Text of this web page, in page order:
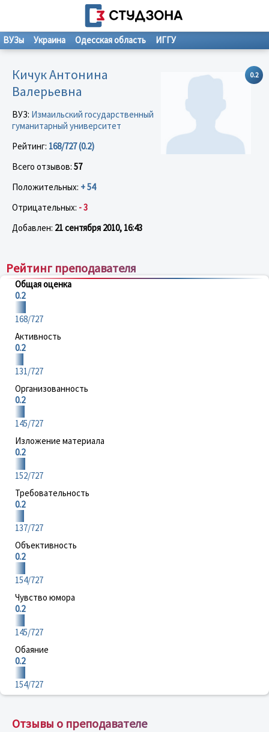
ВУЗы Украина Одесская область ИГГУ
0.2
Кичук Антонина
Валерьевна
ВУЗ: Измаильский государственный
гуманитарный университет
Рейтинг: 168/727 (0.2)
Всего отзывов: 57
Положительных: + 54
Отрицательных: - 3
Добавлен: 21 сентября 2010, 16:43
Рейтинг преподавателя
Общая оценка
0.2
168/727
Активность
0.2
131/727
Организованность
0.2
145/727
Изложение материала
0.2
152/727
Требовательность
0.2
137/727
Объективность
0.2
154/727
Чувство юмора
0.2
145/727
Обаяние
0.2
154/727
Отзывы о преподавателе